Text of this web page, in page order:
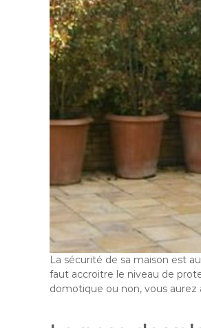
La sécurité de sa maison est
faut accroitre le niveau de
domotique ou non, vous